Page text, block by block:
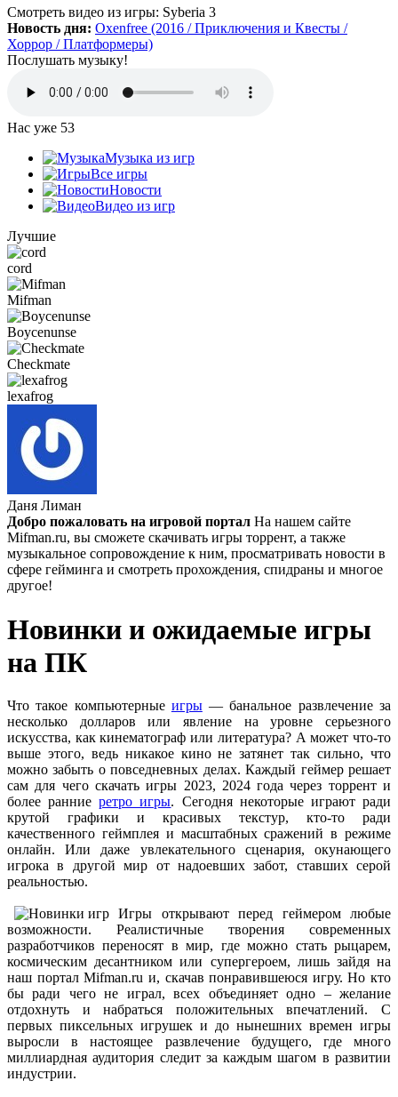
Да, есть такая и даже с дополнительной модификацией
StarCraft Cartooned (мультяшки).
Вот она:StarCraft Remastered
Grisha : Очень понравился сайт. Пожалуй я останусь здесь.
Есть ли игра Starcraft, но ремастер?
Mifman:
Цитата: Петрушка
добавьте скачивание моей любимой игры Escape From Tarkov!
Игра добавлена и доступна к скачиванию:
Escape From Tarkov
Петрушка
моей любимой игры Escape From Tarkov!
Checkmate:
Просто нужно зарегистрироваться и тогда будет доступен
торрент-файл. Там написано, что ссылка скрыта (убран
торрент — µ) видимо из-за того, что "наехал"
правообладатель и поэтому скачивание скрыли.
Алёна:Помогите скачать Doom Eternal, нет ссылки на
скачивание торрента. Может я смотрю не туда?
cord: Открыт доступ гостям к чату. Теперь гости сайта могут
высказывать свои мнения по играм, проблемам с скачиванием
игр и делиться впечатлениями с игроками.
Также можно задавать вопросы администрации сайта и
заказывать свои любимые игрушки и новые версии. Если,
конечно, данные игры есть в сети, то они будут освещены на
Внимание! Флуд, спам, непредвзятое отношение к админам и
сайту — будет удаляться без предупреждения. Уважайте труд
администрации и относитесь с уважением к посетителям
Boycenunse :
Цитата: cord
Представлено несколько ссылок на скачивание (торрент,
архив и FLAC), но основной – Unofficial Game Soundtrack
OST. На странице можно послушать онлайн полную версию,
включая треки от Paul Linford
😁👏Огромная благодарность за труд. Не ожидал, что будет
полный саундтрек в хорошем качестве. За flac отдельная
благодарность ✔
cord
Да, сделано. Добавил саундтрек Need for Speed: Most Wanted
Soundtrack (OST):
скачать
Представлено несколько ссылок на скачивание (торрент,
архив и FLAC), но основной – Unofficial Game Soundtrack
OST. На странице можно послушать онлайн полную версию,
включая треки от Paul Linford
Сборник получился добротный, наслаждайтесь!
Смотреть видео из игры: Syberia 3
Новость дня: Oxenfree (2016 / Приключения и Квесты /
Хоррор / Платформеры)
Послушать музыку!
Нас уже 53
Музыка из игр
Все игры
Новости
Видео из игр
Лучшие
cord
Mifman
Boycenunse
Checkmate
lexafrog
Даня Лиман
Добро пожаловать на игровой портал На нашем сайте
Mifman.ru, вы сможете скачивать игры торрент, а также
музыкальное сопровождение к ним, просматривать новости в
сфере гейминга и смотреть прохождения, спидраны и многое
другое!
Новинки и ожидаемые игры
на ПК
Что такое компьютерные игры— банальное развлечение за
несколько долларов или явление на уровне серьезного
искусства, как кинематограф или литература? А может что-то
выше этого, ведь никакое кино не затянет так сильно, что
можно забыть о повседневных делах. Каждый геймер решает
сам для чего скачать игры 2023, 2024 года через торрент и
более ранниеретро игры. Сегодня некоторые играют ради
крутой графики и красивых текстур, кто-то ради
качественного геймплея и масштабных сражений в режиме
онлайн. Или даже увлекательного сценария, окунающего
игрока в другой мир от надоевших забот, ставших серой
реальностью.
Игры открывают перед геймером любые
возможности. Реалистичные творения современных
разработчиков переносят в мир, где можно стать рыцарем,
космическим десантником или супергероем, лишь зайдя на
наш портал Mifman.ru и, скачав понравившеюся игру. Но кто
бы ради чего не играл, всех объединяет одно – желание
отдохнуть и набраться положительных впечатлений. С
первых пиксельных игрушек и до нынешних времен игры
выросли в настоящее развлечение будущего, где много
миллиардная аудитория следит за каждым шагом в развитии
индустрии.